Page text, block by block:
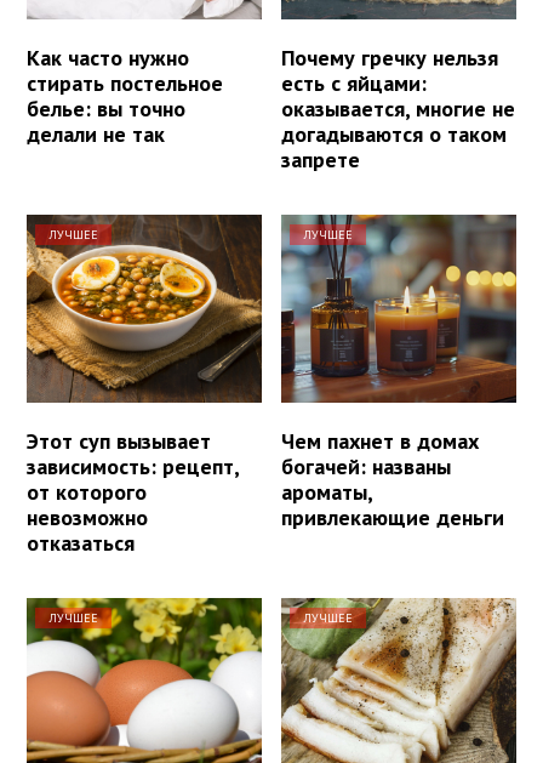
Как часто нужно
стирать постельное
белье: вы точно
делали не так
Почему гречку нельзя
есть с яйцами:
оказывается, многие не
догадываются о таком
запрете
ЛУЧШЕЕ
Этот суп вызывает
зависимость: рецепт,
от которого
невозможно
отказаться
ЛУЧШЕЕ
Чем пахнет в домах
богачей: названы
ароматы,
привлекающие деньги
ЛУЧШЕЕ ЛУЧШЕЕ